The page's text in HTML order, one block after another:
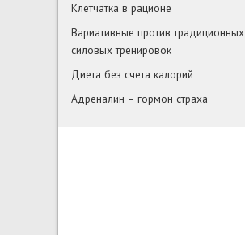
Клетчатка в рационе
Вариативные против традиционных
силовых тренировок
Диета без счета калорий
Адреналин – гормон страха